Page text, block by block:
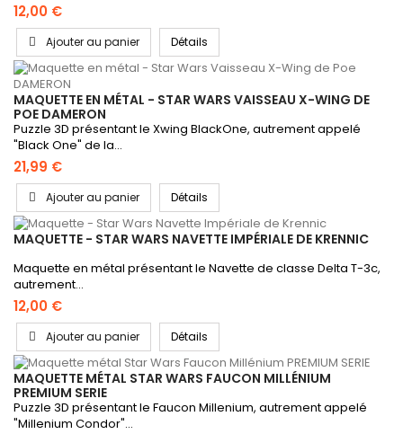
12,00 €
Ajouter au panier Détails
MAQUETTE EN MÉTAL - STAR WARS VAISSEAU X-WING DE
POE DAMERON
Puzzle 3D présentant le Xwing BlackOne, autrement appelé
"Black One" de la...
21,99 €
Ajouter au panier Détails
MAQUETTE - STAR WARS NAVETTE IMPÉRIALE DE KRENNIC
Maquette en métal présentant le Navette de classe Delta T-3c,
autrement...
12,00 €
Ajouter au panier Détails
MAQUETTE MÉTAL STAR WARS FAUCON MILLÉNIUM
PREMIUM SERIE
Puzzle 3D présentant le Faucon Millenium, autrement appelé
"Millenium Condor"...